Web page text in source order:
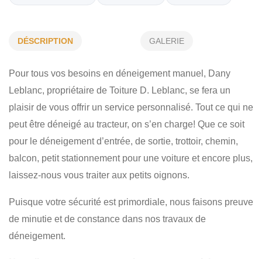
Spécialités
PETIT STATIONNEMENT DÉNEIGER LE ENTRÉE
DÉSCRIPTION GALERIE
Pour tous vos besoins en déneigement manuel, Dany
Leblanc, propriétaire de Toiture D. Leblanc, se fera un
plaisir de vous offrir un service personnalisé. Tout ce qui ne
peut être déneigé au tracteur, on s’en charge! Que ce soit
pour le déneigement d’entrée, de sortie, trottoir, chemin,
balcon, petit stationnement pour une voiture et encore plus,
laissez-nous vous traiter aux petits oignons.
Puisque votre sécurité est primordiale, nous faisons preuve
de minutie et de constance dans nos travaux de
déneigement.